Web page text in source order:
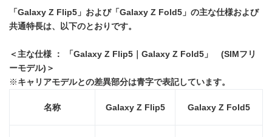
「Galaxy Z Flip5 」および「Galaxy Z Fold5 」の主な仕様および
共通特長は、以下のとおりです。
＜主な仕様 ： 「Galaxy Z Flip5 Galaxy Z Fold5 」 (SIMフリ
ーモデル) ＞
※ キャリアモデルとの差異部分は青字で表記しています。
名称 Galaxy Z Flip5 Galaxy Z Fold5